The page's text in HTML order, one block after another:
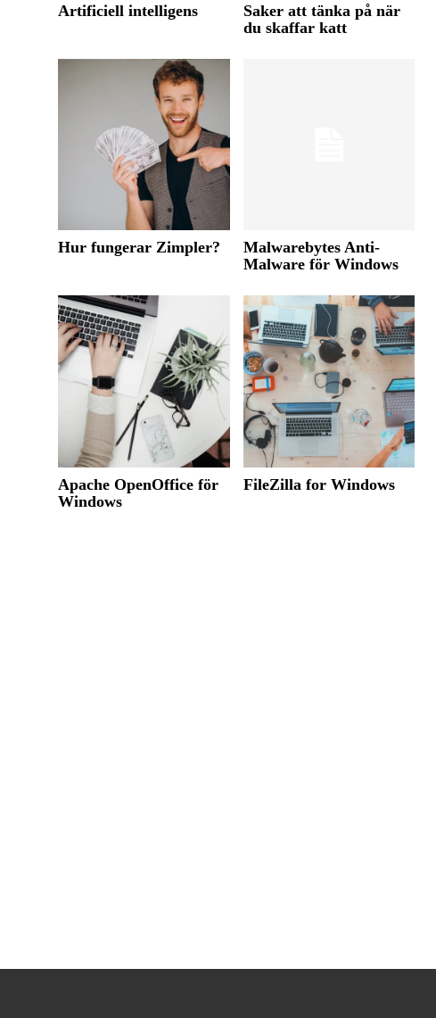
Artificiell intelligens
Saker att tänka på när
du skaffar katt
Hur fungerar Zimpler?
Malwarebytes Anti-
Malware för Windows
Apache OpenOffice för
Windows
FileZilla for Windows